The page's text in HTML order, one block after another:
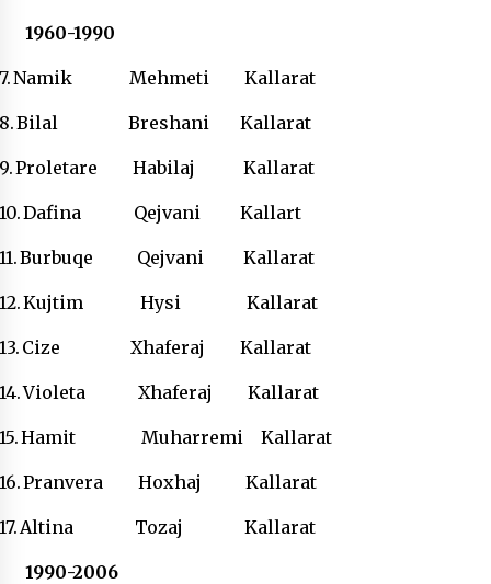
1960-1990
Namik Mehmeti Kallarat
Bilal Breshani Kallarat
Proletare Habilaj Kallarat
Dafina Qejvani Kallart
Burbuqe Qejvani Kallarat
Kujtim Hysi Kallarat
Cize Xhaferaj Kallarat
Violeta Xhaferaj Kallarat
Hamit Muharremi Kallarat
Pranvera Hoxhaj Kallarat
Altina Tozaj Kallarat
1990-2006